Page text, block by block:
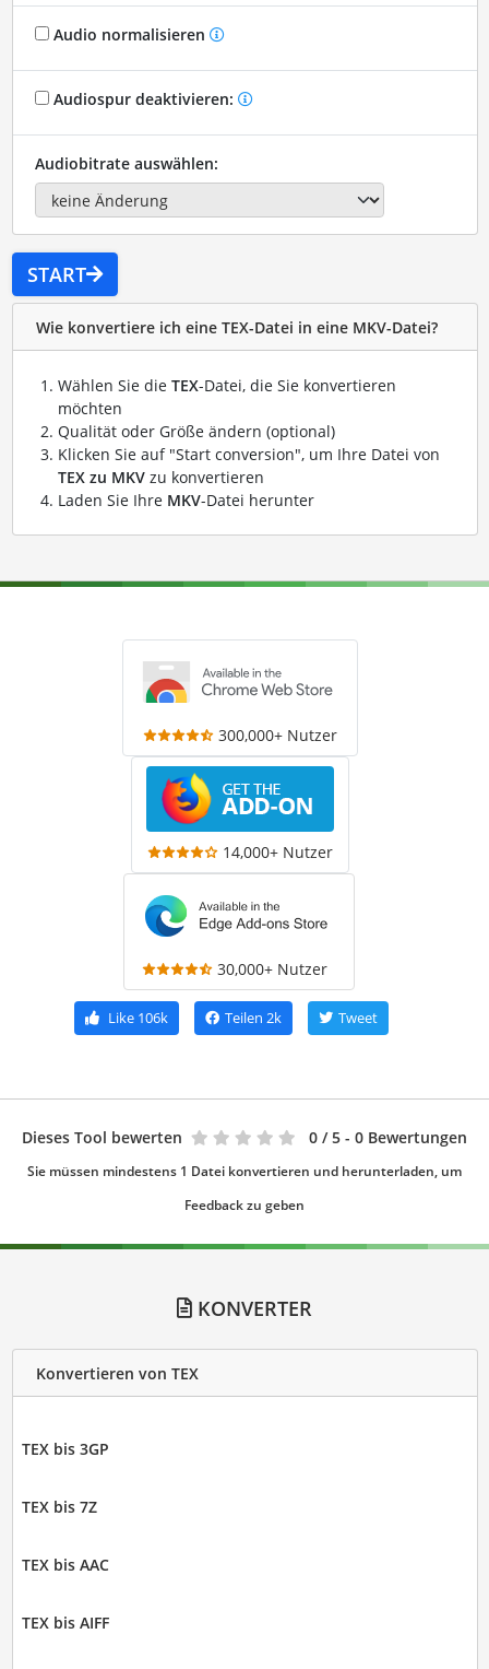
Audio normalisieren
Audiospur deaktivieren:
Audiobitrate auswählen:
START
Wie konvertiere ich eine TEX-Datei in eine MKV-Datei?
Wählen Sie die TEX-Datei, die Sie konvertieren
möchten
Qualität oder Größe ändern (optional)
Klicken Sie auf "Start conversion", um Ihre Datei von
TEX zu MKVzu konvertieren
Laden Sie Ihre MKV-Datei herunter
300,000+ Nutzer
14,000+ Nutzer
30,000+ Nutzer
Like 106k Teilen 2k Tweet
Dieses Tool bewerten 0 / 5 - 0 Bewertungen
Sie müssen mindestens 1 Datei konvertieren und herunterladen, um
Feedback zu geben
KONVERTER
Konvertieren von TEX
TEX bis 3GP
TEX bis 7Z
TEX bis AAC
TEX bis AIFF